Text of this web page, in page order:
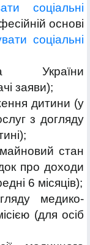
соціальні
основі
соціальні
України
заяви);
дитини (у
з догляду
стан
про доходи
6 місяців);
медико-
(для осіб